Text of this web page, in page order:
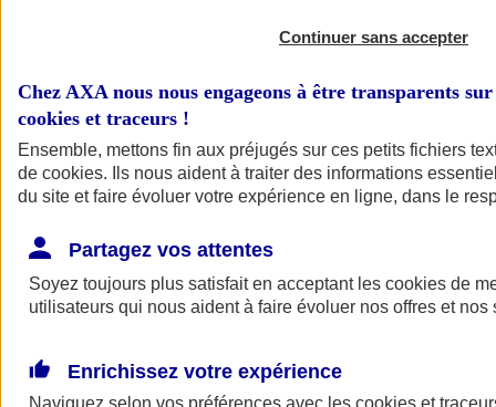
invalidité ou un décès, peut avoir de lourdes conséquences
revenus et verse un capital à la famille en cas de décès.
prévoyance collective
POURQUOI CHOISIR AXA
Continuer sans accepter
Chez AXA nous nous engageons à être transparents
cookies et traceurs !
Ensemble, mettons fin aux préjugés sur ces petits fichiers
de cookies. Ils nous aident à traiter des informations
du site et faire évoluer votre expérience en ligne, dans le
Partagez vos attentes
Soyez toujours plus satisfait en acceptant les cookies de
utilisateurs qui nous aident à faire évoluer nos offres et nos
Enrichissez votre expérience